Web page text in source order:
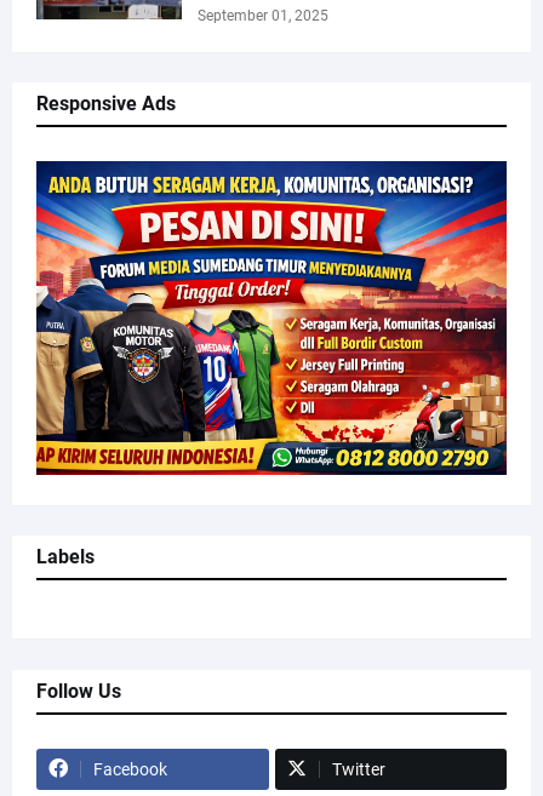
September 01, 2025
Responsive Ads
Labels
Follow Us
Facebook Twitter